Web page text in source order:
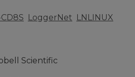
LoggerNet LNLINUX
Scientific